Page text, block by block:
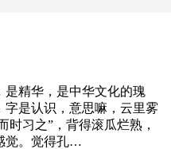
是精华，是中华文化的瑰
是认识，意思嘛，云里雾
时习之”，背得滚瓜烂熟，
觉。觉得孔…